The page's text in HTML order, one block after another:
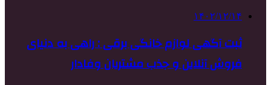
۱۴۰۲/۱۲/۱۴
ثبت آگهی لوازم خانگی برقی : راهی به دنیای
فروش آنلاین و جذب مشتریان وفادار